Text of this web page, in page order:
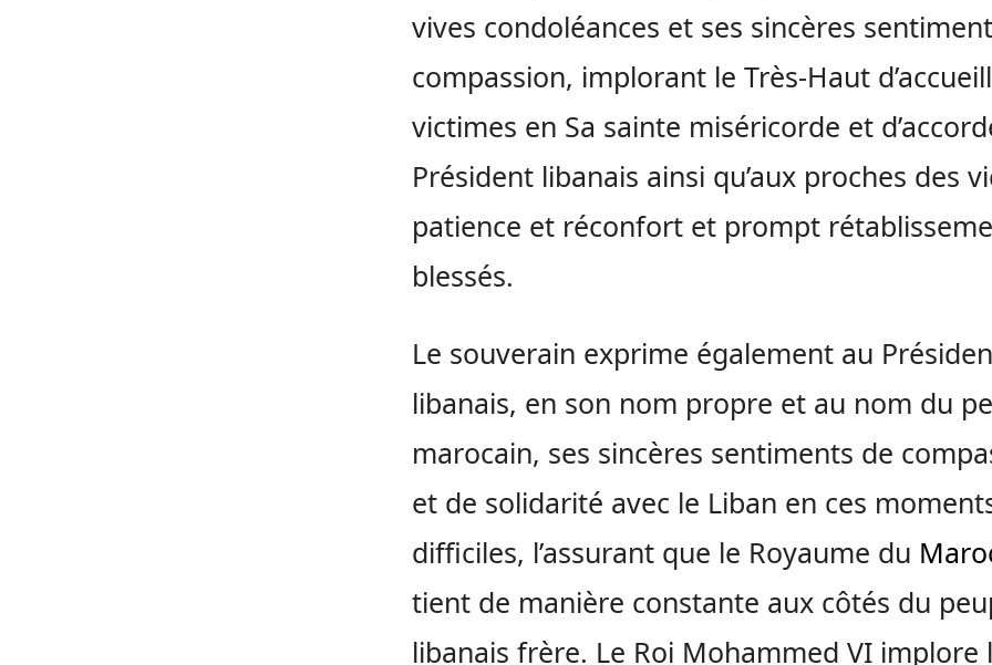
vives condoléances et ses sincères
compassion, implorant le Très-Haut
victimes en Sa sainte miséricorde et
Président libanais ainsi qu’aux proches des
patience et réconfort et prompt
blessés.
Le souverain exprime également au
libanais, en son nom propre et au nom du
marocain, ses sincères sentiments de
et de solidarité avec le Liban en ces
difficiles, l’assurant que le Royaume du
tient de manière constante aux côtés du
libanais frère. Le Roi Mohammed VI implore